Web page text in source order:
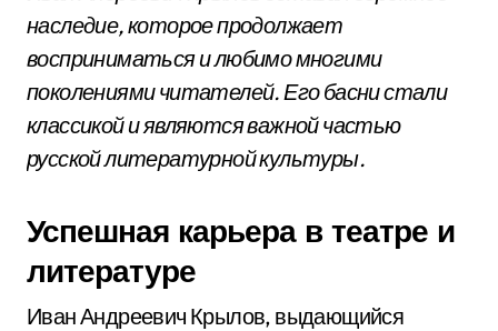
наследие, которое продолжает
восприниматься и любимо многими
поколениями читателей. Его басни стали
классикой и являются важной частью
русской литературной культуры.
Успешная карьера в театре и
литературе
Иван Андреевич Крылов, выдающийся